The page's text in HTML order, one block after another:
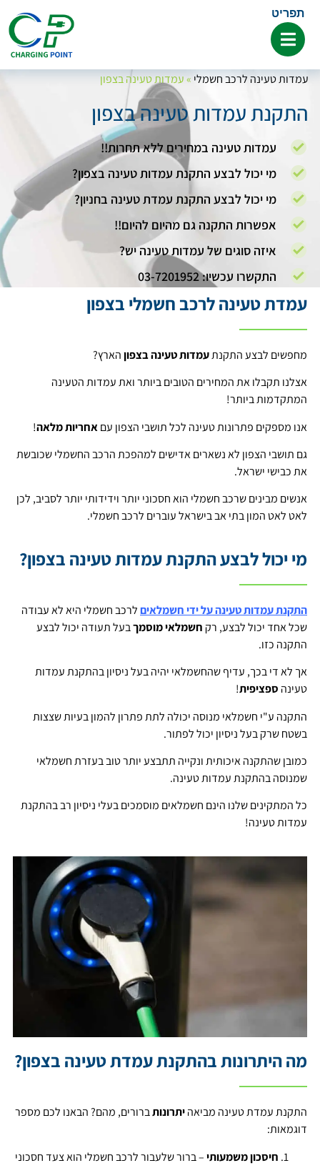
תפריט
עמדות טעינה לרכב חשמלי »עמדות טעינה בצפון
התקנת עמדות טעינה בצפון
עמדות טעינה במחירים ללא תחרות!!
מי יכול לבצע התקנת עמדות טעינה בצפון?
מי יכול לבצע התקנת עמדת טעינה בחניון?
אפשרות התקנה גם מהיום להיום!!
איזה סוגים של עמדות טעינה יש?
התקשרו עכשיו: 03-7201952
עמדת טעינה לרכב חשמלי בצפון
מחפשים לבצע התקנתעמדות טעינה בצפוןהארץ?
אצלנו תקבלו את המחירים הטובים ביותר ואת עמדות הטעינה
המתקדמות ביותר!
אנו מספקים פתרונות טעינה לכל תושבי הצפון עםאחריות מלאה!
גם תושבי הצפון לא נשארים אדישים למהפכת הרכב החשמלי שכובשת
את כבישי ישראל.
אנשים מבינים שרכב חשמלי הוא חסכוני יותר וידידותי יותר לסביב, לכן
לאט לאט המון בתי אב בישראל עוברים לרכב חשמלי.
מי יכול לבצע התקנת עמדות טעינה בצפון?
התקנת עמדות טעינה על ידי חשמלאיםלרכב חשמלי היא לא עבודה
שכל אחד יכול לבצע, רק חשמלאי מוסמךבעל תעודה יכול לבצע
התקנה כזו.
אך לא די בכך, עדיף שהחשמלאי יהיה בעל ניסיון בהתקנת עמדות
טעינה ספציפית!
התקנה ע"י חשמלאי מנוסה יכולה לתת פתרון להמון בעיות שצצות
בשטח שרק בעל ניסיון יכול לפתור.
כמובן שהתקנה איכותית ונקייה תתבצע יותר טוב בעזרת חשמלאי
שמנוסה בהתקנת עמדות טעינה.
כל המתקינים שלנו הינם חשמלאים מוסמכים בעלי ניסיון רב בהתקנת
עמדות טעינה!
מה היתרונות בהתקנת עמדת טעינה בצפון?
התקנת עמדת טעינה מביאהיתרונותברורים, מהם? הבאנו לכם מספר
דוגמאות:
חיסכון משמעותי– ברור שלעבור לרכב חשמלי הוא צעד חסכוני